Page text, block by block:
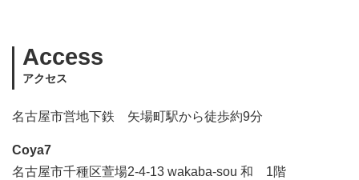
Access
アクセス
名古屋市営地下鉄 矢場町駅から徒歩約9分
Coya7
名古屋市千種区萱場2-4-13 wakaba-sou 和 1階